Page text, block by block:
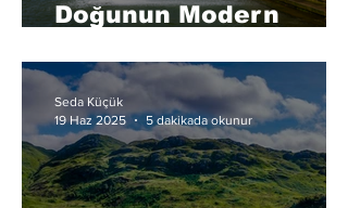
Doğunun Modern
Seda Küçük
19 Haz 2025
5 dakikada okunur